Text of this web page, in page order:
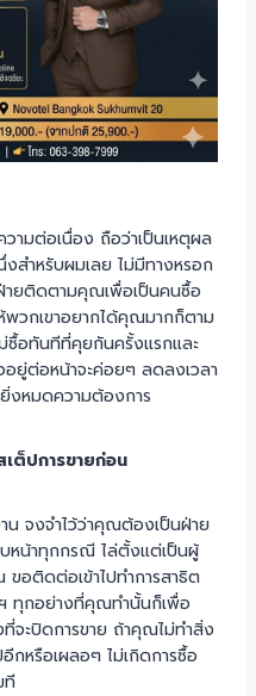
ามต่อเนื่อง ถือว่าเป็นเหตุผล
สำหรับผมเลย ไม่มีทางหรอก
ายติดตามคุณเพื่อเป็นคนซื้อ
วกเขาอยากได้คุณมากก็ตาม
ซื้อทันทีที่คุยกันครั้งแรกและ
ยู่ต่อหน้าจะค่อยๆ ลดลงเวลา
งหมดความต้องการ
ต็ปการขายก่อน
น จงจำไว้ว่าคุณต้องเป็นฝ่าย
บหน้าทุกกรณี ไล่ตั้งแต่เป็นผู้
ขอติดต่อเข้าไปทำการสาธิต
ทุกอย่างที่คุณทำนั้นก็เพื่อ
ที่จะปิดการขาย ถ้าคุณไม่ทำสิ่ง
กหรือเผลอๆ ไม่เกิดการซื้อ
ที